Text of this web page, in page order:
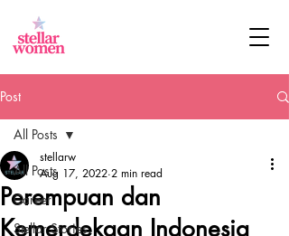
Post
All Posts
Career
Stellar Stories
All Posts
Perempuan dan
Kemerdekaan Indonesia
stellarw
Aug 17, 2022 2 min read